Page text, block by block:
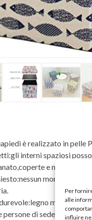
Per
alle
influire
è realizzato in pelle
interni spaziosi
e molto altro
montaggio
di sedersi.